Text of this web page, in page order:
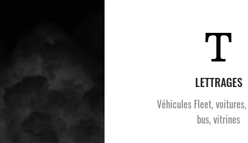
LETTRAGES
Véhicules Fleet,
bus, vitrines